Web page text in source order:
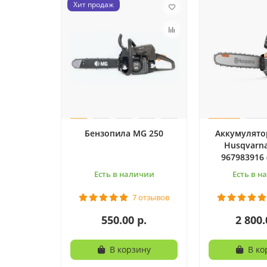
Хит продаж
Бензопила MG 250
Есть в наличии
7 отзывов
550.00 р.
В корзину
967983916
Есть в
2
В